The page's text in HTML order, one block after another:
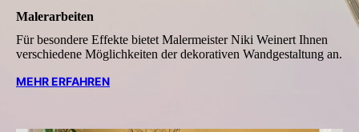
Malerarbeiten
Für besondere Effekte bietet Maler­meister Niki Weinert Ihnen
ver­schie­dene Möglichkeiten der dekorativen Wandgestaltung an.
MEHR ERFAHREN